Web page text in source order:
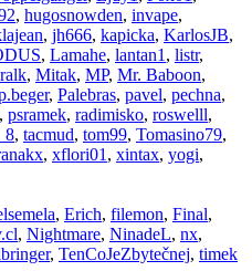
, hugosnowden, invape,
, jh666, kapicka, KarlosJB,
, Lamahe, lantan1 , listr,
, Mitak, MP, Mr. Baboon,
, Palebras, pavel, pechna,
, psramek, radimisko, roswelll,
, tacmud, tom99, Tomasino79,
, xflori01 , xintax, yogi,
, Erich, filemon, Final,
, Nightmare, NinadeL, nx,
, TenCoJeZbytečnej, timek